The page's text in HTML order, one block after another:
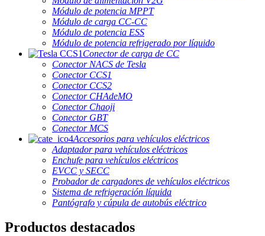
Módulo de potencia MPPT
Módulo de carga CC-CC
Módulo de potencia ESS
Módulo de potencia refrigerado por líquido
Conector de carga de CC
Conector NACS de Tesla
Conector CCS1
Conector CCS2
Conector CHAdeMO
Conector Chaoji
Conector GBT
Conector MCS
Accesorios para vehículos eléctricos
Adaptador para vehículos eléctricos
Enchufe para vehículos eléctricos
EVCC y SECC
Probador de cargadores de vehículos eléctricos
Sistema de refrigeración líquida
Pantógrafo y cúpula de autobús eléctrico
Productos destacados